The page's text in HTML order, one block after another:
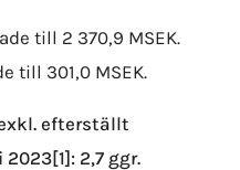
till 2 370,9 MSEK.
till 301,0 MSEK.
efterställt
2,7 ggr.